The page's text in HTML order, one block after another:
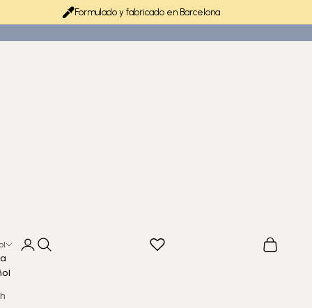
Formulado y fabricado en Barcelona
Iniciar sesión
Buscar Cesta